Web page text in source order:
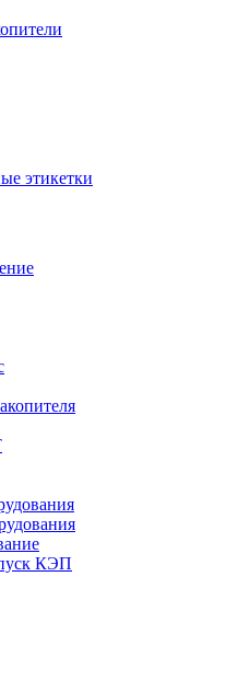
этикетки
КЭП